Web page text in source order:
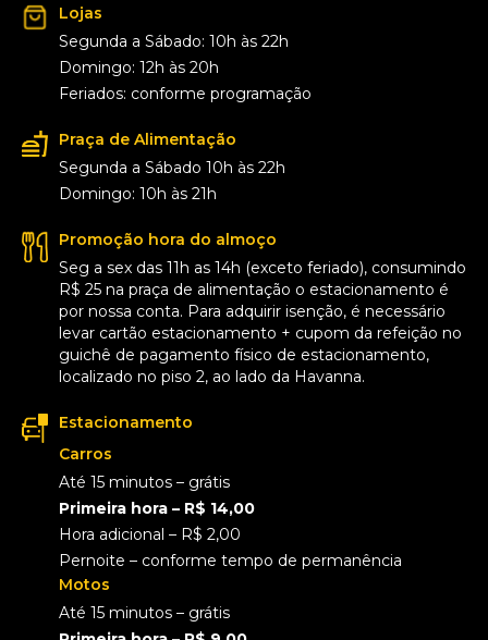
Lojas
Segunda a Sábado: 10h às 22h
Domingo: 12h às 20h
Feriados: conforme programação
Praça de Alimentação
Segunda a Sábado 10h às 22h
Domingo: 10h às 21h
Promoção hora do almoço
Seg a sex das 11h as 14h (exceto feriado), consumindo
R$ 25 na praça de alimentação o estacionamento é
por nossa conta. Para adquirir isenção, é necessário
levar cartão estacionamento + cupom da refeição no
guichê de pagamento físico de estacionamento,
localizado no piso 2, ao lado da Havanna.
Estacionamento
Carros
Até 15 minutos – grátis
Primeira hora – R$ 14,00
Hora adicional – R$ 2,00
Pernoite – conforme tempo de permanência
Motos
Até 15 minutos – grátis